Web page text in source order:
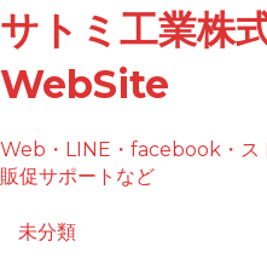
テ
ン
ツ
へ
キ
ッ
サトミ工業株
WebSite
Web・LINE・facebook・ス
販促サポートなど
未分類